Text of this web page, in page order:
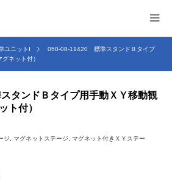
ユニットⅠ
050-08-11420 標準スタンドＢタイプ
ネット付）
タンドＢタイプ用手動ＸＹ移動観
ト付）
ジ マグネットステージ
マグネット付きＸＹステー